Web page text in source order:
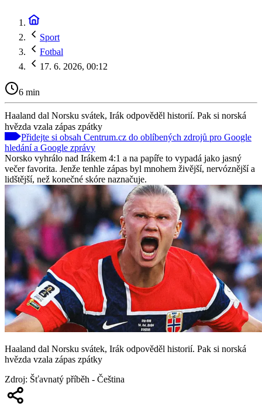
Sport
Fotbal
17. 6. 2026, 00:12
6 min
Haaland dal Norsku svátek, Irák odpověděl historií. Pak si norská
hvězda vzala zápas zpátky
Přidejte si obsah Centrum.cz do oblíbených zdrojů pro Google
hledání a Google zprávy
Norsko vyhrálo nad Irákem 4:1 a na papíře to vypadá jako jasný
večer favorita. Jenže tenhle zápas byl mnohem živější, nervóznější a
lidštější, než konečné skóre naznačuje.
Haaland dal Norsku svátek, Irák odpověděl historií. Pak si norská
hvězda vzala zápas zpátky
Zdroj: Šťavnatý příběh - Čeština